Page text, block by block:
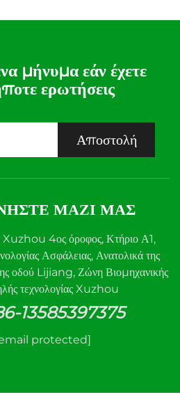
μήνυμα εάν έχετε
ερωτήσεις
Αποστολή
ΜΑΖΊ ΜΑΣ
4ος όροφος, Κτήριο Α1,
Ασφάλειας, Ανατολικά της
οδού Lijiang, Ζώνη Βιομηχανικής
τεχνολογίας Xuzhou
13585397375
protected]